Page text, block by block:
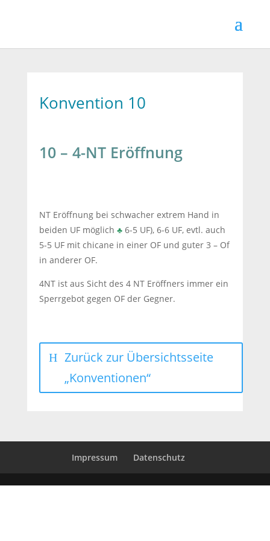
Konvention 10
10 – 4-NT Eröffnung
NT Eröffnung bei schwacher extrem Hand in
beiden UF möglich ♣6-5 UF), 6-6 UF, evtl. auch
5-5 UF mit chicane in einer OF und guter 3 – Of
in anderer OF.
4NT ist aus Sicht des 4 NT Eröffners immer ein
Sperrgebot gegen OF der Gegner.
Zurück zur Übersichtsseite
„Konventionen“
Impressum Datenschutz